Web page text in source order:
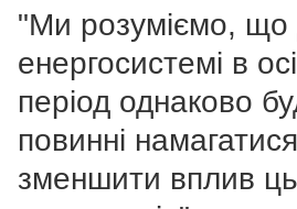
"Ми розуміємо, що
енергосистемі в
період однаково
повинні
зменшити вплив